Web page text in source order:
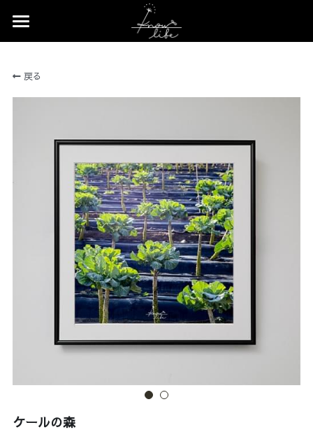
Home
News
Works
Contact
戻る
ケールの森
ストアカテゴリー
すべてのカテゴリー
ブログカテゴリー
すべてのカテゴリ